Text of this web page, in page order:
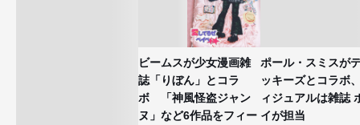
ビームスが少女漫画雑
誌「りぼん」とコラ
ボ 「神風怪盗ジャン
ヌ」など6作品をフィー
ポール・スミスが
ッキーズとコラボ
ィジュアルは雑誌
イが担当